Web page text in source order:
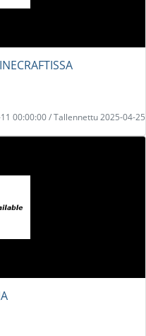
00:00:00 / Tallennettu 2025-04-25